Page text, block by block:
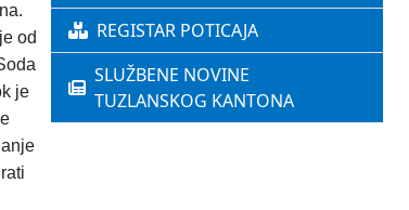
od
je
REGISTAR POTICAJA
SLUŽBENE NOVINE
TUZLANSKOG KANTONA